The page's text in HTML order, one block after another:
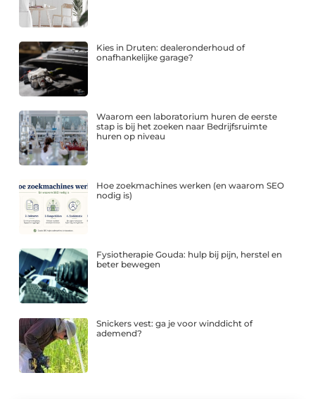
Kies in Druten: dealeronderhoud of
onafhankelijke garage?
Waarom een laboratorium huren de eerste
stap is bij het zoeken naar Bedrijfsruimte
huren op niveau
Hoe zoekmachines werken (en waarom SEO
nodig is)
Fysiotherapie Gouda: hulp bij pijn, herstel en
beter bewegen
Snickers vest: ga je voor winddicht of
ademend?